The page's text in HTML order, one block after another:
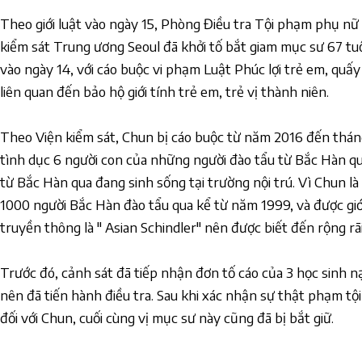
Theo giới luật vào ngày 15, Phòng Điều tra Tội phạm phụ
kiểm sát Trung ương Seoul đã khởi tố bắt giam mục sư 67
vào ngày 14, với cáo buộc vi phạm Luật Phúc lợi trẻ em,
liên quan đến bảo hộ giới tính trẻ em, trẻ vị thành niên.
Theo Viện kiểm sát, Chun bị cáo buộc từ năm 2016 đến
tình dục 6 người con của những người đào tẩu từ Bắc Hàn
từ Bắc Hàn qua đang sinh sống tại trường nội trú. Vì Chun
1000 người Bắc Hàn đào tẩu qua kể từ năm 1999, và được
truyền thông là " Asian Schindler" nên được biết đến rộng
Trước đó, cảnh sát đã tiếp nhận đơn tố cáo của 3 học sinh
nên đã tiến hành điều tra. Sau khi xác nhận sự thật phạm
đối với Chun, cuối cùng vị mục sư này cũng đã bị bắt giữ.